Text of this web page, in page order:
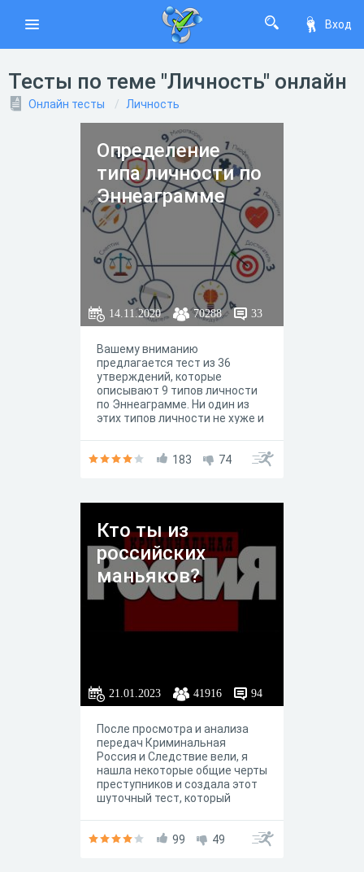
Вход
Тесты по теме "Личность" онлайн
Онлайн тесты Личность
Определение
типа личности по
Эннеаграмме
14.11.2020 70288 33
Вашему вниманию
предлагается тест из 36
утверждений, которые
описывают 9 типов личности
по Эннеаграмме. Ни один из
этих типов личности не хуже и
полного описания личности
есть краткая характеристика
183 74
Кто ты из
российских
маньяков?
21.01.2023 41916 94
После просмотра и анализа
передач Криминальная
Россия и Следствие вели, я
нашла некоторые общие черты
преступников и создала этот
шуточный тест, который
российских маньяков и
99 49